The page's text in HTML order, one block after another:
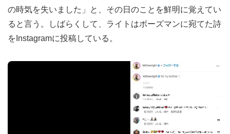
の時気を失いました」と、その日のことを鮮明に覚えてい
ると言う。しばらくして、ライトはボーズマンに宛てた詩
をInstagramに投稿している。